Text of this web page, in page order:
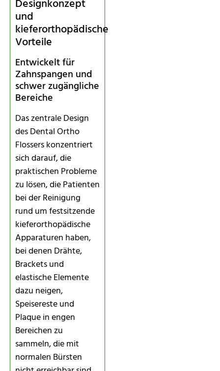
Designkonzept
und
kieferorthopädische
Vorteile
Entwickelt für
Zahnspangen und
schwer zugängliche
Bereiche
Das zentrale Design
des Dental Ortho
Flossers konzentriert
sich darauf, die
praktischen Probleme
zu lösen, die Patienten
bei der Reinigung
rund um festsitzende
kieferorthopädische
Apparaturen haben,
bei denen Drähte,
Brackets und
elastische Elemente
dazu neigen,
Speisereste und
Plaque in engen
Bereichen zu
sammeln, die mit
normalen Bürsten